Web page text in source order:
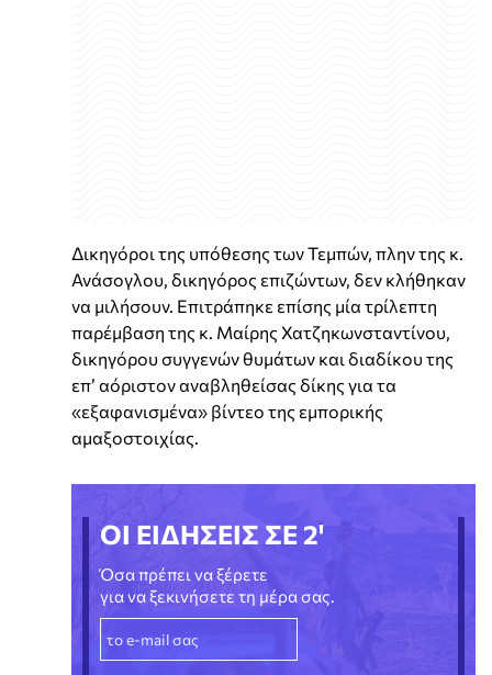
Δικηγόροι της υπόθεσης των Τεμπών, πλην της κ.
Ανάσογλου, δικηγόρος επιζώντων, δεν κλήθηκαν
να μιλήσουν. Επιτράπηκε επίσης μία τρίλεπτη
παρέμβαση της κ. Μαίρης Χατζηκωνσταντίνου,
δικηγόρου συγγενών θυμάτων και διαδίκου της
επ’ αόριστον αναβληθείσας δίκης για τα
«εξαφανισμένα» βίντεο της εμπορικής
αμαξοστοιχίας.
ΟΙ ΕΙΔΗΣΕΙΣ ΣΕ 2'
Όσα πρέπει να ξέρετε
για να ξεκινήσετε τη μέρα σας.